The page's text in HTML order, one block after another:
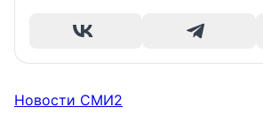
Новости СМИ2